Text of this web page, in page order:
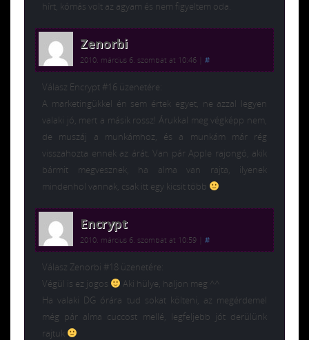
hírt, kómás volt az agyam és nem figyeltem oda.
Zenorbi
2010. március 6. szombat at 10:46 #
Válasz Encrypt #16 üzenetére:
A marketingükkel én sem értek egyet, ne azzal legyen
valaki jó, mert a másik rossz! Árukkal meg végképp nem,
de muszáj a munkámhoz, és a munkám már rég
visszahozta ennek az árát. Van pár Apple rajongó, akik
bármit megvesznek, ha alma van rajta, ilyenek
mindenhol vannak, csak itt egy kicsit több
Encrypt
2010. március 6. szombat at 10:59 #
Válasz Zenorbi #18 üzenetére:
Végül is ez jogos
Aki hülye, haljon meg ^^
Ha valaki DG órára tud sokat költeni, az megérdemel
még pár alma cuccost mellé, legfeljebb jót derülünk
rajtuk